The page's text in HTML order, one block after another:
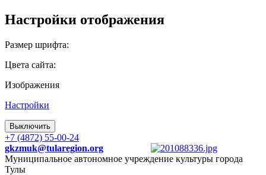
Настройки отображения
Размер шрифта:
Цвета сайта:
Изображения
Настройки
Выключить
+7 (4872) 55-00-24
gkzmuk@tularegion.org
Муниципальное автономное учреждение культуры города
Тулы